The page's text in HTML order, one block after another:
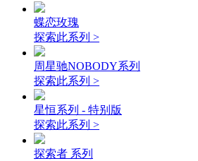
蝶恋玫瑰
探索此系列 >
周星驰NOBODY系列
探索此系列 >
星恒系列 - 特别版
探索此系列 >
探索者 系列